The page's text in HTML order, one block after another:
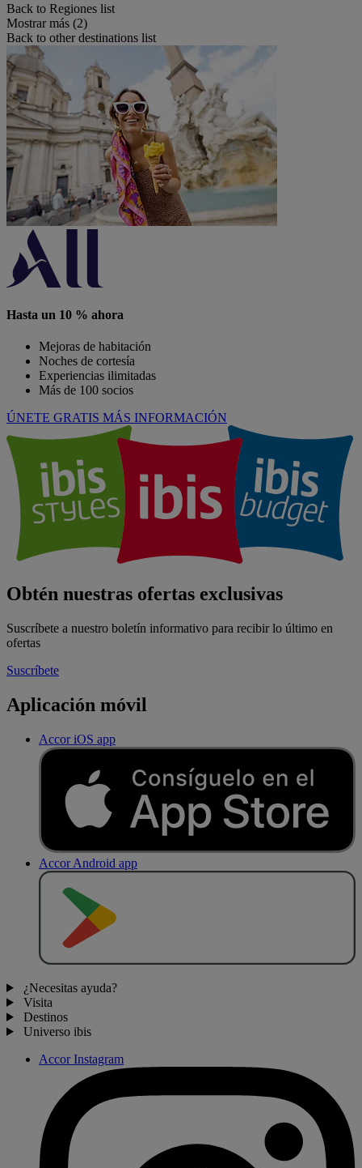
Back to Regiones list
Mostrar más (2)
Back to other destinations list
Hasta un 10 % ahora
Mejoras de habitación
Noches de cortesía
Experiencias ilimitadas
Más de 100 socios
ÚNETE GRATIS MÁS INFORMACIÓN
Obtén nuestras ofertas exclusivas
Suscríbete a nuestro boletín informativo para recibir lo último en
ofertas
Suscríbete
Aplicación móvil
Accor iOS app
Accor Android app
¿Necesitas ayuda?
Visita
Destinos
Universo ibis
Accor Instagram